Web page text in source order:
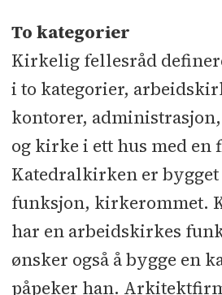
Gartner: Askim
NVS
Underentreprenører
leverandører:
Mur/
Gudbrandsen - Stål:
betong: Opplandske
fasader: AGP -
isolering: Kaefer -
Nortekk - Påstøp/
To kategorier
Kirkelig fellesråd
i to kategorier,
kontorer,
og kirke i ett hus med
Katedralkirken er bygget
funksjon, kirkerommet.
har en arbeidskirkes
ønsker også å bygge en
påpeker han.